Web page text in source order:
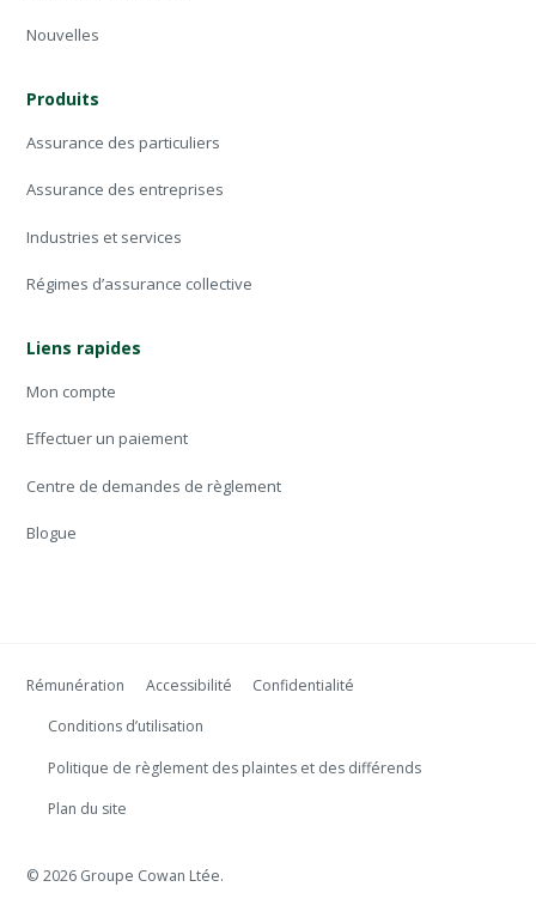
Nouvelles
Produits
Assurance des particuliers
Assurance des entreprises
Industries et services
Régimes d’assurance collective
Liens rapides
Mon compte
Effectuer un paiement
Centre de demandes de règlement
Blogue
© 2026 Groupe Cowan Ltée.
Rémunération Accessibilité Confidentialité
Conditions d’utilisation
Politique de règlement des plaintes et des différends
Plan du site